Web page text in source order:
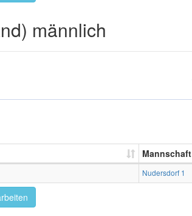
männlich
Mannschaft
Nudersdorf 1